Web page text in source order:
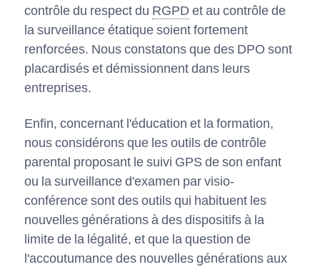
contrôle du respect du RGPD et au contrôle de
la surveillance étatique soient fortement
renforcées. Nous constatons que des DPO sont
placardisés et démissionnent dans leurs
entreprises.
Enfin, concernant l'éducation et la formation,
nous considérons que les outils de contrôle
parental proposant le suivi GPS de son enfant
ou la surveillance d'examen par visio-
conférence sont des outils qui habituent les
nouvelles générations à des dispositifs à la
limite de la légalité, et que la question de
l'accoutumance des nouvelles générations aux